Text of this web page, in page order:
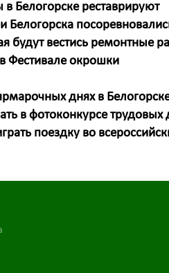
Белогорске реставрируют
будут вестись ремонтные
Фестивале окрошки
днях в
в фотоконкурсе трудовых
поездку во